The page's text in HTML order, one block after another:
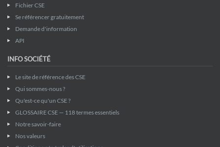
Fichier CSE
Se référencer gratuitement
Demande d'information
API
INFO SOCIÉTÉ
Le site de référence des CSE
Qui sommes-nous ?
Qu'est-ce qu'un CSE ?
GLOSSAIRE CSE — 118 termes essentiels
Notre savoir-faire
Nos valeurs